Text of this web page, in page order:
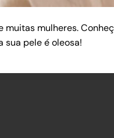
muitas mulheres.
sua pele é oleosa!